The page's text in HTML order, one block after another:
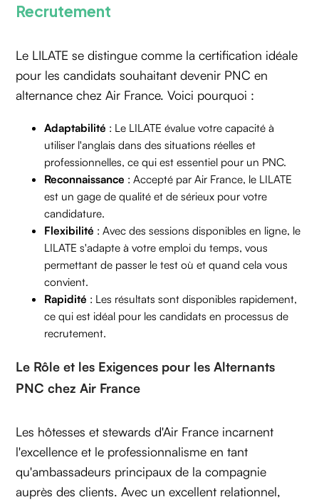
Recrutement
Le LILATE se distingue comme la certification idéale
pour les candidats souhaitant devenir PNC en
alternance chez Air France. Voici pourquoi :
Adaptabilité : Le LILATE évalue votre capacité à
utiliser l'anglais dans des situations réelles et
professionnelles, ce qui est essentiel pour un PNC.
Reconnaissance : Accepté par Air France, le LILATE
est un gage de qualité et de sérieux pour votre
candidature.
Flexibilité : Avec des sessions disponibles en ligne, le
LILATE s'adapte à votre emploi du temps, vous
permettant de passer le test où et quand cela vous
convient.
Rapidité : Les résultats sont disponibles rapidement,
ce qui est idéal pour les candidats en processus de
recrutement.
Le Rôle et les Exigences pour les Alternants
PNC chez Air France
Les hôtesses et stewards d'Air France incarnent
l'excellence et le professionnalisme en tant
qu'ambassadeurs principaux de la compagnie
auprès des clients. Avec un excellent relationnel,